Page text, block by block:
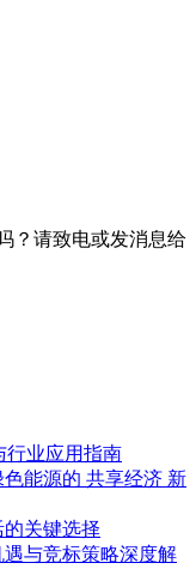
？请致电或发消息给
行业应用指南
能源的 共享经济 新
关键选择
与竞标策略深度解